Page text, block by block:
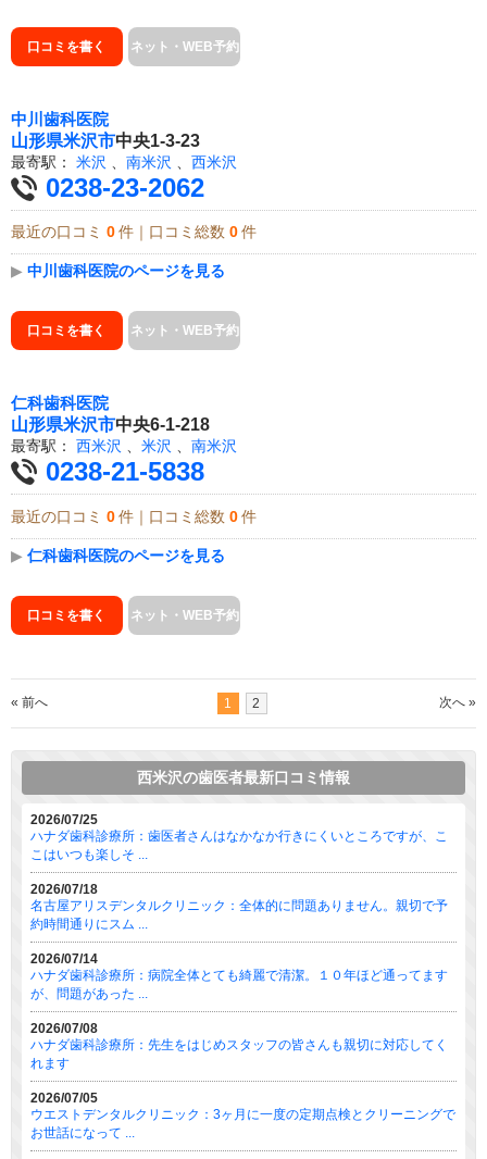
口コミを書く ネット・WEB予約
中川歯科医院
山形県米沢市中央1-3-23
最寄駅： 米沢 南米沢 西米沢
0238-23-2062
最近の口コミ 0 件｜口コミ総数 0 件
▶ 中川歯科医院のページを見る
口コミを書く ネット・WEB予約
仁科歯科医院
山形県米沢市中央6-1-218
最寄駅： 西米沢 、 米沢 、 南米沢
0238-21-5838
最近の口コミ 0 件｜口コミ総数 0 件
▶ 仁科歯科医院のページを見る
口コミを書く ネット・WEB予約
« 前へ 1 2 次へ »
西米沢の歯医者最新口コミ情報
2026/07/25
ハナダ歯科診療所：歯医者さんはなかなか行きにくいところですが、こ
こはいつも楽しそ ...
2026/07/18
名古屋アリスデンタルクリニック：全体的に問題ありません。親切で予
約時間通りにスム ...
2026/07/14
ハナダ歯科診療所：病院全体とても綺麗で清潔。１０年ほど通ってます
が、問題があった ...
2026/07/08
ハナダ歯科診療所：先生をはじめスタッフの皆さんも親切に対応してく
れます
2026/07/05
ウエストデンタルクリニック：3ヶ月に一度の定期点検とクリーニングで
お世話になって ...